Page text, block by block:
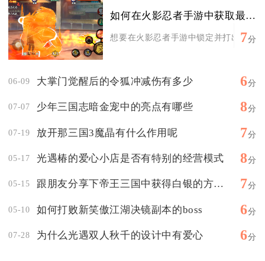
如何在火影忍者手游中获取最强攻略图
想要在火影忍者手游中锁定并打出一张
7分
06-09 大掌门觉醒后的令狐冲减伤有多少 6分
07-07 少年三国志暗金宠中的亮点有哪些 8分
07-19 放开那三国3魔晶有什么作用呢 7分
05-17 光遇椿的爱心小店是否有特别的经营模式 8分
05-15 跟朋友分享下帝王三国中获得白银的方法吧 7分
05-10 如何打败新笑傲江湖决镜副本的boss 6分
07-28 为什么光遇双人秋千的设计中有爱心 6分